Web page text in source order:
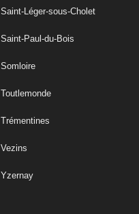
Saint-Léger-sous-Cholet
Saint-Paul-du-Bois
Somloire
Toutlemonde
Trémentines
Vezins
Yzernay